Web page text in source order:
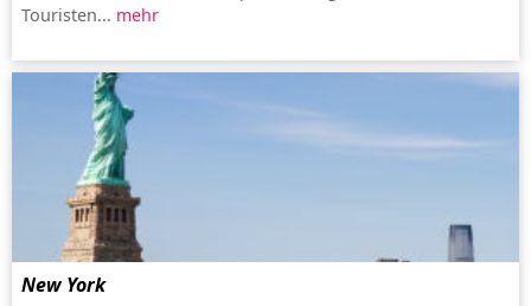
Touristen... mehr
New York